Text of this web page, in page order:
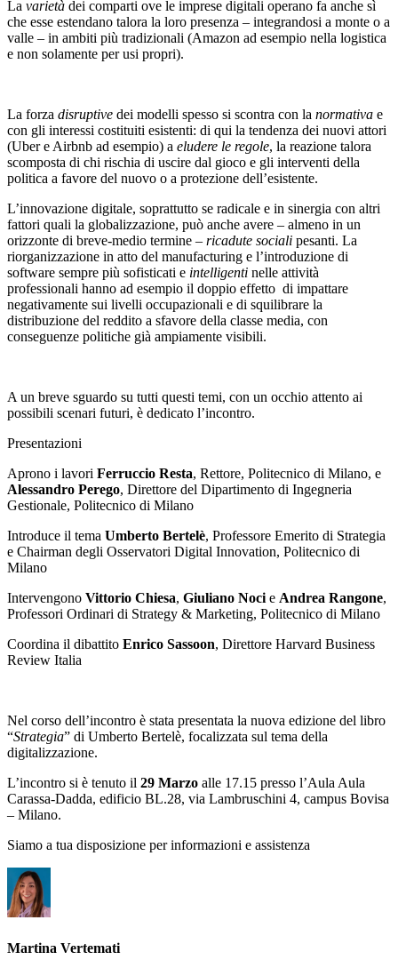
La varietà dei comparti ove le imprese digitali operano fa anche sì
che esse estendano talora la loro presenza – integrandosi a monte o a
valle – in ambiti più tradizionali (Amazon ad esempio nella logistica
e non solamente per usi propri).
La forza disruptive dei modelli spesso si scontra con la normativa e
con gli interessi costituiti esistenti: di qui la tendenza dei nuovi attori
(Uber e Airbnb ad esempio) a eludere le regole, la reazione talora
scomposta di chi rischia di uscire dal gioco e gli interventi della
politica a favore del nuovo o a protezione dell’esistente.
L’innovazione digitale, soprattutto se radicale e in sinergia con altri
fattori quali la globalizzazione, può anche avere – almeno in un
orizzonte di breve-medio termine – ricadute sociali pesanti. La
riorganizzazione in atto del manufacturing e l’introduzione di
software sempre più sofisticati e intelligenti nelle attività
professionali hanno ad esempio il doppio effetto di impattare
negativamente sui livelli occupazionali e di squilibrare la
distribuzione del reddito a sfavore della classe media, con
conseguenze politiche già ampiamente visibili.
A un breve sguardo su tutti questi temi, con un occhio attento ai
possibili scenari futuri, è dedicato l’incontro.
Presentazioni
Aprono i lavori Ferruccio Resta, Rettore, Politecnico di Milano, e
Alessandro Perego, Direttore del Dipartimento di Ingegneria
Gestionale, Politecnico di Milano
Introduce il tema Umberto Bertelè, Professore Emerito di Strategia
e Chairman degli Osservatori Digital Innovation, Politecnico di
Milano
Intervengono Vittorio Chiesa, Giuliano Nocie Andrea Rangone,
Professori Ordinari di Strategy & Marketing, Politecnico di Milano
Coordina il dibattito Enrico Sassoon, Direttore Harvard Business
Review Italia
Nel corso dell’incontro è stata presentata la nuova edizione del libro
“Strategia” di Umberto Bertelè, focalizzata sul tema della
digitalizzazione.
L’incontro si è tenuto il 29 Marzo alle 17.15 presso l’Aula Aula
Carassa-Dadda, edificio BL.28, via Lambruschini 4, campus Bovisa
– Milano.
Siamo a tua disposizione per informazioni e assistenza
Martina Vertemati